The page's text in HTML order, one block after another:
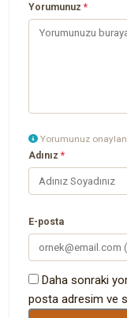
Yorumunuz*
Yorumunuz
Adınız*
E-posta
Daha sonraki
posta adresim ve